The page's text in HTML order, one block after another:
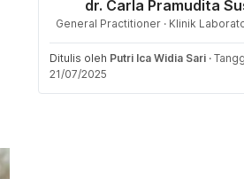
dr. Carla Pramudita
General Practitioner · Klinik
Ditulis oleh Putri Ica Widia Sari ·
21/07/2025